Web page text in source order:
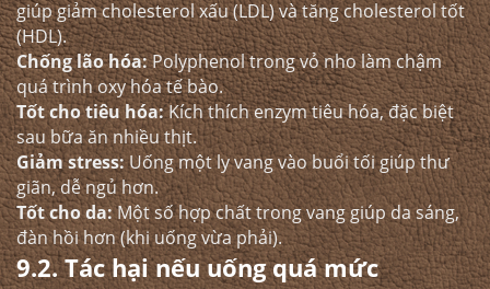
giúp giảm cholesterol xấu (LDL) và tăng cholesterol tốt
(HDL).
Chống lão hóa:Polyphenol trong vỏ nho làm chậm
quá trình oxy hóa tế bào.
Tốt cho tiêu hóa:Kích thích enzym tiêu hóa, đặc biệt
sau bữa ăn nhiều thịt.
Giảm stress:Uống một ly vang vào buổi tối giúp thư
giãn, dễ ngủ hơn.
Tốt cho da:Một số hợp chất trong vang giúp da sáng,
đàn hồi hơn (khi uống vừa phải).
9.2. Tác hại nếu uống quá mức